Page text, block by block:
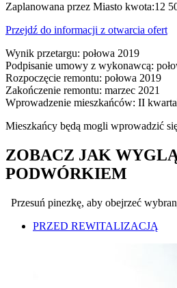
Zaplanowana przez Miasto kwota:12
Przejdź do informacji z otwarcia ofert
Wynik przetargu: połowa 2019
Podpisanie umowy z wykonawcą:
Rozpoczęcie remontu: połowa 2019
Zakończenie remontu: marzec 2021
Wprowadzenie mieszkańców: II
Mieszkańcy będą mogli wprowadzić
ZOBACZ JAK
PODWÓRKIEM
Przesuń pinezkę, aby obejrzeć
PRZED REWITALIZACJĄ